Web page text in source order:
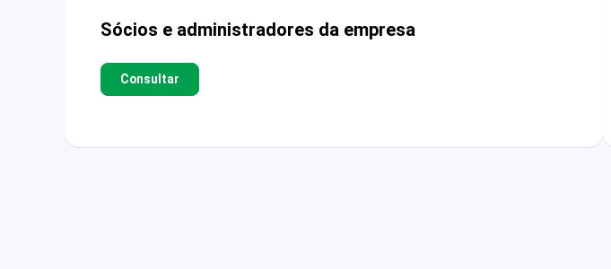
Sócios e administradores da empresa
Consultar